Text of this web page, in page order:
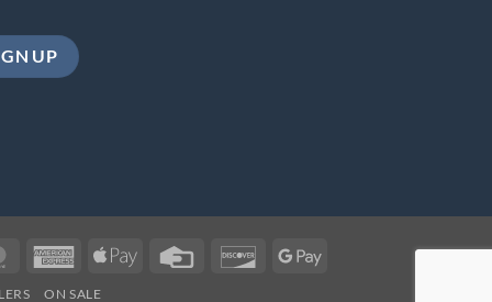
MasterCardAmericanApple
Credit
DiscoverGoogle
ON SALE